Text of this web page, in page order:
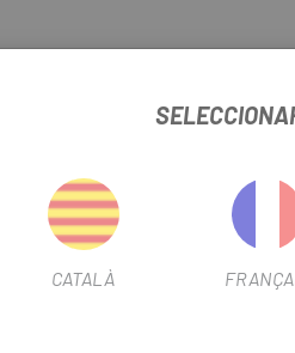
Flow, que se adapta a la
blandos, y el
ligera completan el
corta te permite encontrar tu
la presión
CATALÀ